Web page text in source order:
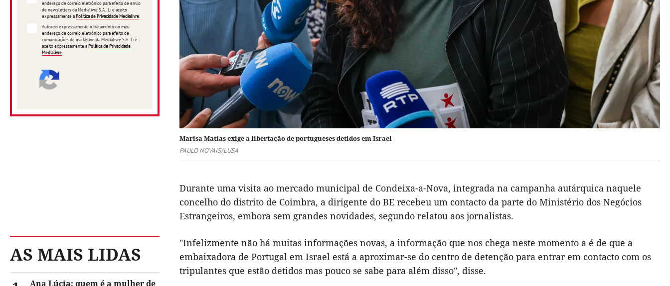
endereço de correio eletrónico para efeito de envio
de newsletters da Medialivre S.A.. Li e aceito
expressamente aPolítica de Privacidade Medialivre
Autorizo expressamente o tratamento do meu
endereço de correio eletrónico para efeito de
comunicações de marketing da Medialivre S.A..Li e
aceito expressamente aPolítica de Privacidade
Medialivre
AS MAIS LIDAS
Ana Lúcia: quem é a mulher de
Marisa Matias exige a libertação de portugueses detidos em Israel
PAULO NOVAIS/LUSA
Durante uma visita ao mercado municipal de Condeixa-a-Nova, integrada na campanha autárquica naquele
concelho do distrito de Coimbra, a dirigente do BE recebeu um contacto da parte do Ministério dos Negócios
Estrangeiros, embora sem grandes novidades, segundo relatou aos jornalistas.
"Infelizmente não há muitas informações novas, a informação que nos chega neste momento a é de que a
embaixadora de Portugal em Israel está a aproximar-se do centro de detenção para entrar em contacto com os
tripulantes que estão detidos mas pouco se sabe para além disso", disse.